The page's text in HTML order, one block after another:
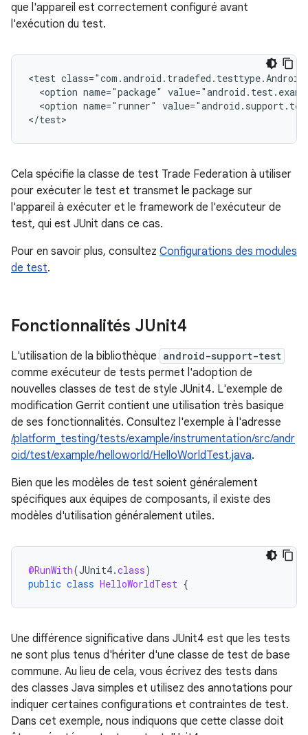
que l'appareil est correctement configuré avant
l'exécution du test.
<test
<option name="package"
<option name="runner"
Cela spécifie la classe de test Trade Federation à utiliser
pour exécuter le test et transmet le package sur
l'appareil à exécuter et le framework de l'exécuteur de
test, qui est JUnit dans ce cas.
Pour en savoir plus, consultez Configurations des modules
de test.
Fonctionnalités JUnit4
L'utilisation de la bibliothèque android-support-test
comme exécuteur de tests permet l'adoption de
nouvelles classes de test de style JUnit4. L'exemple de
modification Gerrit contient une utilisation très basique
de ses fonctionnalités. Consultez l'exemple à l'adresse
/platform_testing/tests/example/instrumentation/src/andr
oid/test/example/helloworld/HelloWorldTest.java.
Bien que les modèles de test soient généralement
spécifiques aux équipes de composants, il existe des
modèles d'utilisation généralement utiles.
@RunWith(JUnit4.class)
public class HelloWorldTest {
Une différence significative dans JUnit4 est que les tests
ne sont plus tenus d'hériter d'une classe de test de base
commune. Au lieu de cela, vous écrivez des tests dans
des classes Java simples et utilisez des annotations pour
indiquer certaines configurations et contraintes de test.
Dans cet exemple, nous indiquons que cette classe doit